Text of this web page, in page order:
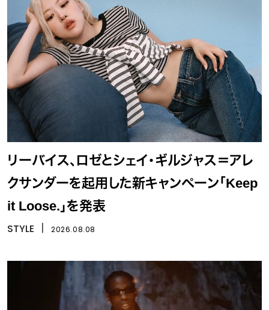
リーバイス、ロゼとシェイ・ギルジャス＝アレ
クサンダーを起用した新キャンペーン「Keep
it Loose.」を発表
STYLE 2026.08.08